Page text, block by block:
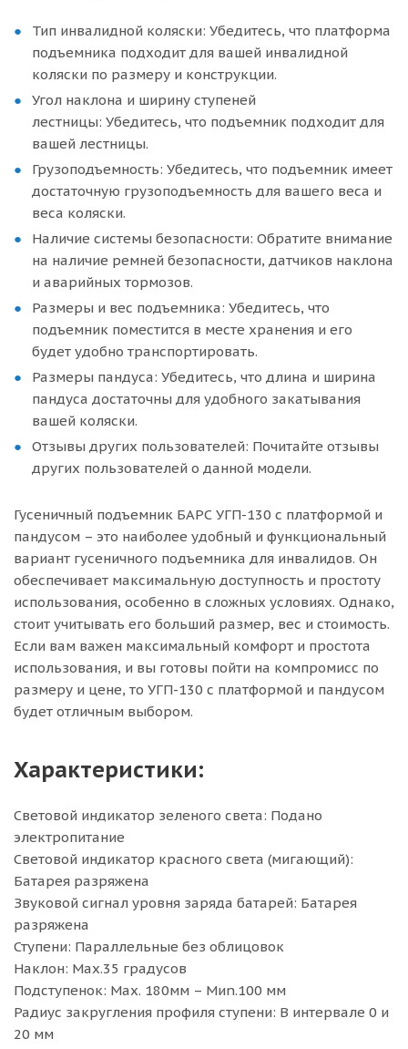
Тип инвалидной коляски: Убедитесь, что платформа
подъемника подходит для вашей инвалидной
коляски по размеру и конструкции.
Угол наклона и ширину ступеней
лестницы: Убедитесь, что подъемник подходит для
вашей лестницы.
Грузоподъемность: Убедитесь, что подъемник имеет
достаточную грузоподъемность для вашего веса и
веса коляски.
Наличие системы безопасности: Обратите внимание
на наличие ремней безопасности, датчиков наклона
и аварийных тормозов.
Размеры и вес подъемника: Убедитесь, что
подъемник поместится в месте хранения и его
будет удобно транспортировать.
Размеры пандуса: Убедитесь, что длина и ширина
пандуса достаточны для удобного закатывания
вашей коляски.
Отзывы других пользователей: Почитайте отзывы
других пользователей о данной модели.
Гусеничный подъемник БАРС УГП-130 с платформой и
пандусом – это наиболее удобный и функциональный
вариант гусеничного подъемника для инвалидов. Он
обеспечивает максимальную доступность и простоту
использования, особенно в сложных условиях. Однако,
стоит учитывать его больший размер, вес и стоимость.
Если вам важен максимальный комфорт и простота
использования, и вы готовы пойти на компромисс по
размеру и цене, то УГП-130 с платформой и пандусом
будет отличным выбором.
Характеристики:
Световой индикатор зеленого света: Подано
электропитание
Световой индикатор красного света (мигающий):
Батарея разряжена
Звуковой сигнал уровня заряда батарей: Батарея
разряжена
Ступени: Параллельные без облицовок
Наклон: Мах.35 градусов
Подступенок: Мах. 180мм – Миn.100 мм
Радиус закругления профиля ступени: В интервале 0 и
20 мм